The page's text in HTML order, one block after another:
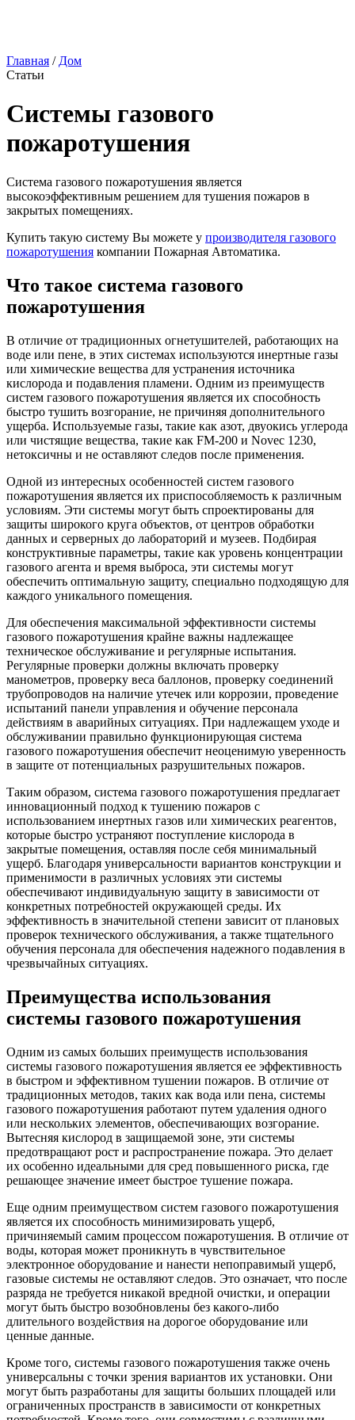
Главная / Дом
Статьи
Системы газового
пожаротушения
Система газового пожаротушения является
высокоэффективным решением для тушения пожаров в
закрытых помещениях.
Купить такую систему Вы можете у производителя газового
пожаротушения компании Пожарная Автоматика.
Что такое система газового
пожаротушения
В отличие от традиционных огнетушителей, работающих на
воде или пене, в этих системах используются инертные газы
или химические вещества для устранения источника
кислорода и подавления пламени. Одним из преимуществ
систем газового пожаротушения является их способность
быстро тушить возгорание, не причиняя дополнительного
ущерба. Используемые газы, такие как азот, двуокись углерода
или чистящие вещества, такие как FM-200 и Novec 1230,
нетоксичны и не оставляют следов после применения.
Одной из интересных особенностей систем газового
пожаротушения является их приспособляемость к различным
условиям. Эти системы могут быть спроектированы для
защиты широкого круга объектов, от центров обработки
данных и серверных до лабораторий и музеев. Подбирая
конструктивные параметры, такие как уровень концентрации
газового агента и время выброса, эти системы могут
обеспечить оптимальную защиту, специально подходящую для
каждого уникального помещения.
Для обеспечения максимальной эффективности системы
газового пожаротушения крайне важны надлежащее
техническое обслуживание и регулярные испытания.
Регулярные проверки должны включать проверку
манометров, проверку веса баллонов, проверку соединений
трубопроводов на наличие утечек или коррозии, проведение
испытаний панели управления и обучение персонала
действиям в аварийных ситуациях. При надлежащем уходе и
обслуживании правильно функционирующая система
газового пожаротушения обеспечит неоценимую уверенность
в защите от потенциальных разрушительных пожаров.
Таким образом, система газового пожаротушения предлагает
инновационный подход к тушению пожаров с
использованием инертных газов или химических реагентов,
которые быстро устраняют поступление кислорода в
закрытые помещения, оставляя после себя минимальный
ущерб. Благодаря универсальности вариантов конструкции и
применимости в различных условиях эти системы
обеспечивают индивидуальную защиту в зависимости от
конкретных потребностей окружающей среды. Их
эффективность в значительной степени зависит от плановых
проверок технического обслуживания, а также тщательного
обучения персонала для обеспечения надежного подавления в
чрезвычайных ситуациях.
Преимущества использования
системы газового пожаротушения
Одним из самых больших преимуществ использования
системы газового пожаротушения является ее эффективность
в быстром и эффективном тушении пожаров. В отличие от
традиционных методов, таких как вода или пена, системы
газового пожаротушения работают путем удаления одного
или нескольких элементов, обеспечивающих возгорание.
Вытесняя кислород в защищаемой зоне, эти системы
предотвращают рост и распространение пожара. Это делает
их особенно идеальными для сред повышенного риска, где
решающее значение имеет быстрое тушение пожара.
Еще одним преимуществом систем газового пожаротушения
является их способность минимизировать ущерб,
причиняемый самим процессом пожаротушения. В отличие от
воды, которая может проникнуть в чувствительное
электронное оборудование и нанести непоправимый ущерб,
газовые системы не оставляют следов. Это означает, что после
разряда не требуется никакой вредной очистки, и операции
могут быть быстро возобновлены без какого-либо
длительного воздействия на дорогое оборудование или
ценные данные.
Кроме того, системы газового пожаротушения также очень
универсальны с точки зрения вариантов их установки. Они
могут быть разработаны для защиты больших площадей или
ограниченных пространств в зависимости от конкретных